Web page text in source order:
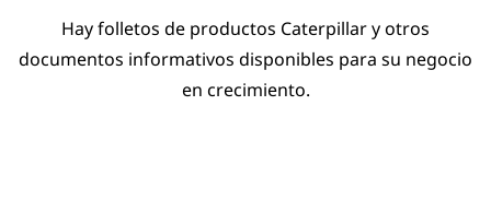
Hay folletos de productos Caterpillar y otros
documentos informativos disponibles para su negocio
en crecimiento.